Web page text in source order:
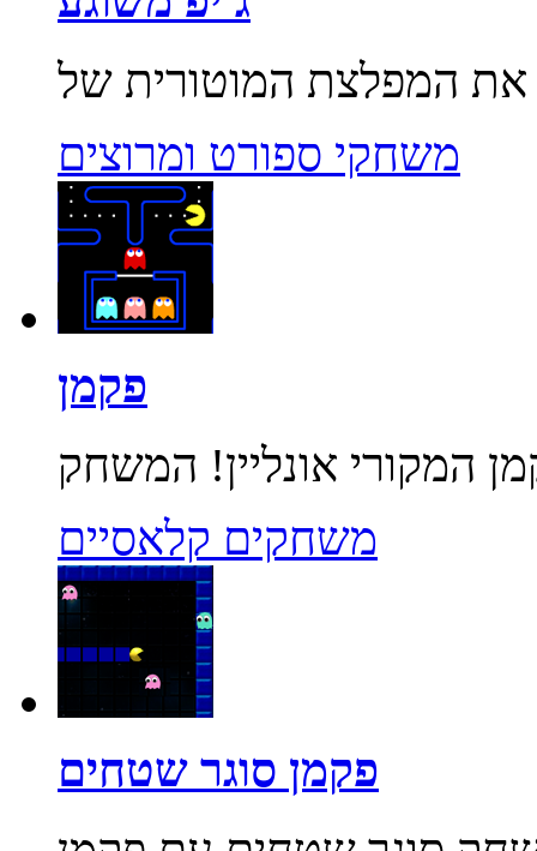
משחקי ספורט ומרוצים
פקמן
משחקים קלאסיים
פקמן סוגר שטחים